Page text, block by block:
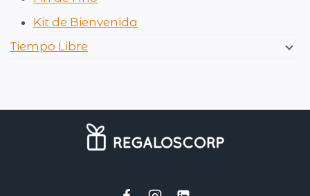
Kit de Bienvenida
Tiempo Libre